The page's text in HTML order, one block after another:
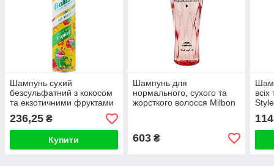
Шампунь сухий
безсульфатний з кокосом
та екзотичними фруктами
для волосся Batiste Batiste
Tropical 200 мл 200ml
236,25 ₴
Купити
Шампунь для
нормального, сухого та
жорсткого волосся Milbon
603₴